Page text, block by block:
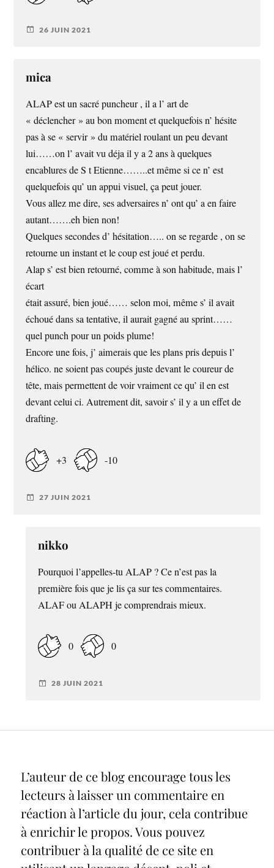
26 JUIN 2021
mica
ALAP est un sacré puncheur , il a l’ art de
« déclencher » au bon moment et quelquefois n’ hésite
pas à se « servir » du matériel roulant un peu devant
lui……on l’ avait vu déja il y a 2 ans à quelques
encablures de S t Etienne……..et même si ce n’ est
quelquefois qu’ un appui visuel, ça peut jouer.
Vous allez me dire, ses adversaires n’ ont qu’ a en faire
autant…….eh bien non!
Quelques secondes d’ hésitation….. on se regarde , on se
retourne un instant et le coup est joué et perdu.
Alap s’ est bien retourné, comme à son habitude, mais l’
écart
était assuré, bien joué…… selon moi, même s’ il avait
échoué dans sa tentative, il aurait gagné au sprint……
quel punch pour un poids plume!
Encore une fois, j’ aimerais que les plans pris depuis l’
hélico. ne soient pas coupés juste devant le coureur de
tête, mais permettent de voir vraiment ce qu’ il en est
devant celui ci. Autrement dit, savoir s’ il y a un effet de
drafting.
+3 -10
27 JUIN 2021
nikko
Pourquoi l’appelles-tu ALAP ? Ce n’est pas la
première fois que je lis ça sur tes commentaires.
ALAF ou ALAPH je comprendrais mieux.
0 0
28 JUIN 2021
L’auteur de ce blog encourage tous les
lecteurs à laisser un commentaire en
réaction à l’article du jour, cela contribue
à enrichir le propos. Vous pouvez
contribuer à la qualité de ce site en